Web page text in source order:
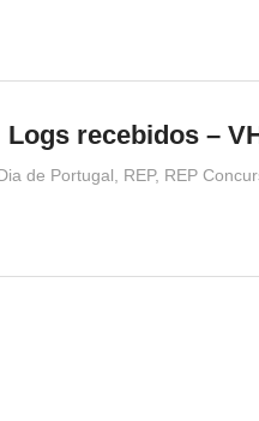
Logs recebidos –
de Portugal REP, REP